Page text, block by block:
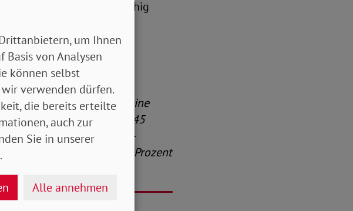
hingegen als nicht tragfähig
des
Rentenversicherung mit
sieht vor, das allgemeine
von 45
Lebenserwartung –
mit Abschlägen von 0,5 Prozent
um Ihnen
von Analysen
können selbst
verwenden dürfen.
die bereits erteilte
auch zur
Sie in unserer
.
Alle annehmen